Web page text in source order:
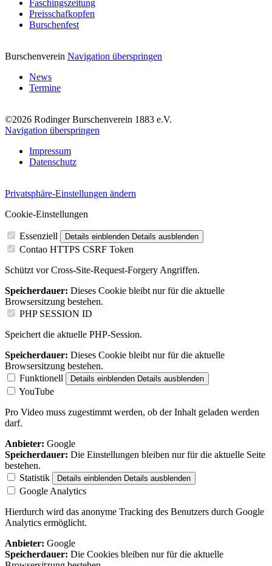
Faschingszeitung
Preisschafkopfen
Burschenfest
Burschenverein Navigation überspringen
News
Termine
©2026 Rodinger Burschenverein 1883 e.V.
Navigation überspringen
Impressum
Datenschutz
Privatsphäre-Einstellungen ändern
Cookie-Einstellungen
Essenziell Details einblenden Details ausblenden
Contao HTTPS CSRF Token
Schützt vor Cross-Site-Request-Forgery Angriffen.
Speicherdauer: Dieses Cookie bleibt nur für die aktuelle
Browsersitzung bestehen.
PHP SESSION ID
Speichert die aktuelle PHP-Session.
Speicherdauer: Dieses Cookie bleibt nur für die aktuelle
Browsersitzung bestehen.
Funktionell
Details einblenden Details ausblenden
YouTube
Pro Video muss zugestimmt werden, ob der Inhalt geladen werden
darf.
Anbieter: Google
Speicherdauer: Die Einstellungen bleiben nur für die aktuelle Seite
bestehen.
Statistik
Details einblenden Details ausblenden
Google Analytics
Hierdurch wird das anonyme Tracking des Benutzers durch Google
Analytics ermöglicht.
Anbieter: Google
Speicherdauer: Die Cookies bleiben nur für die aktuelle